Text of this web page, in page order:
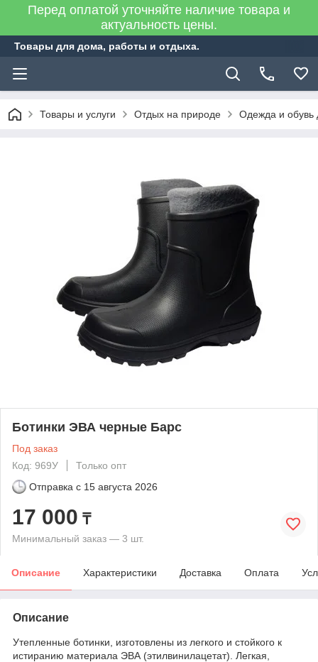
Перед оплатой уточняйте наличие товара и
актуальность цены.
Товары для дома, работы и отдыха.
Товары и услуги Отдых на природе Одежда и обувь
Ботинки ЭВА черные Барс
Под заказ
Код: 969У
Только опт
Отправка с 15 августа 2026
17 000 ₸
Минимальный заказ — 3 шт.
Описание Характеристики Доставка Оплата
Описание
Утепленные ботинки, изготовлены из легкого и стойкого к
истиранию материала ЭВА (этилвинилацетат). Легкая,